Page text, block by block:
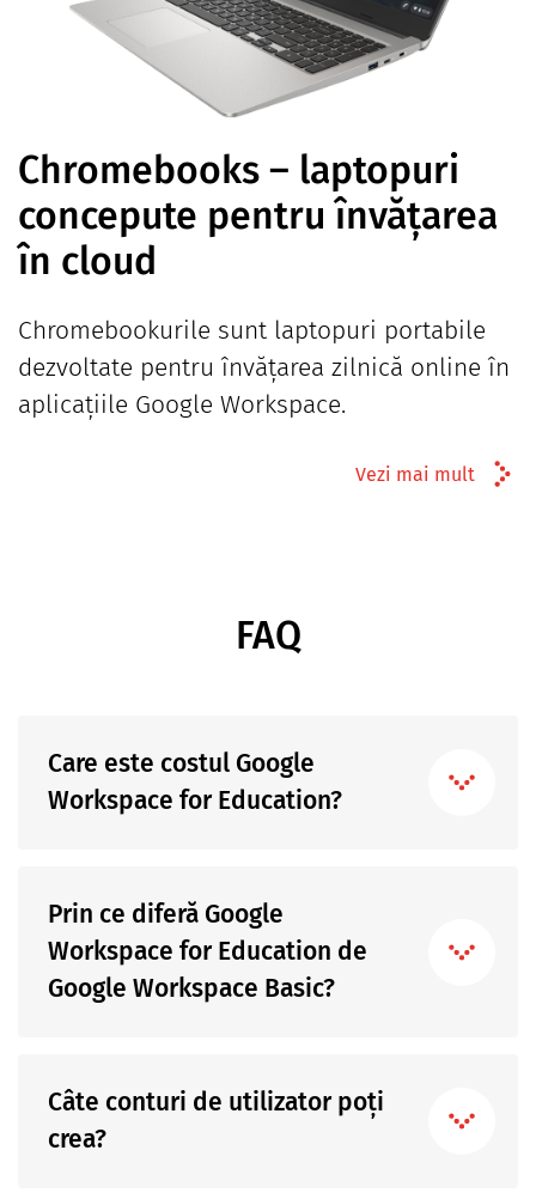
Chromebooks – laptopuri
concepute pentru învățarea
în cloud
Chromebookurile sunt laptopuri portabile
dezvoltate pentru învățarea zilnică online în
aplicațiile Google Workspace.
Vezi mai mult
FAQ
Care este costul Google
Workspace for Education?
Prin ce diferă Google
Workspace for Education de
Google Workspace Basic?
Câte conturi de utilizator poți
crea?